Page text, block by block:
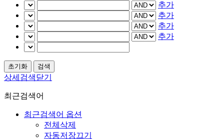
추가
추가
추가
추가
상세검색닫기
최근검색어
최근검색어 옵션
전체삭제
자동저장끄기